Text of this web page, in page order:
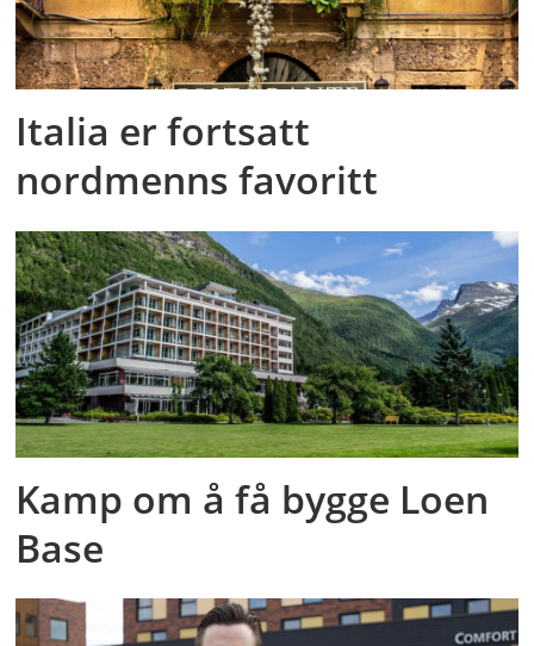
Italia er fortsatt
nordmenns favoritt
Kamp om å få bygge Loen
Base